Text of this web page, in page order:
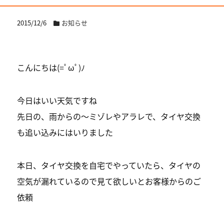
2015/12/6 お知らせ
こんにちは(=ﾟωﾟ)ﾉ
今日はいい天気ですね
先日の、雨からの〜ミゾレやアラレで、タイヤ交換
も追い込みにはいりました
本日、タイヤ交換を自宅でやっていたら、タイヤの
空気が漏れているので見て欲しいとお客様からのご
依頼